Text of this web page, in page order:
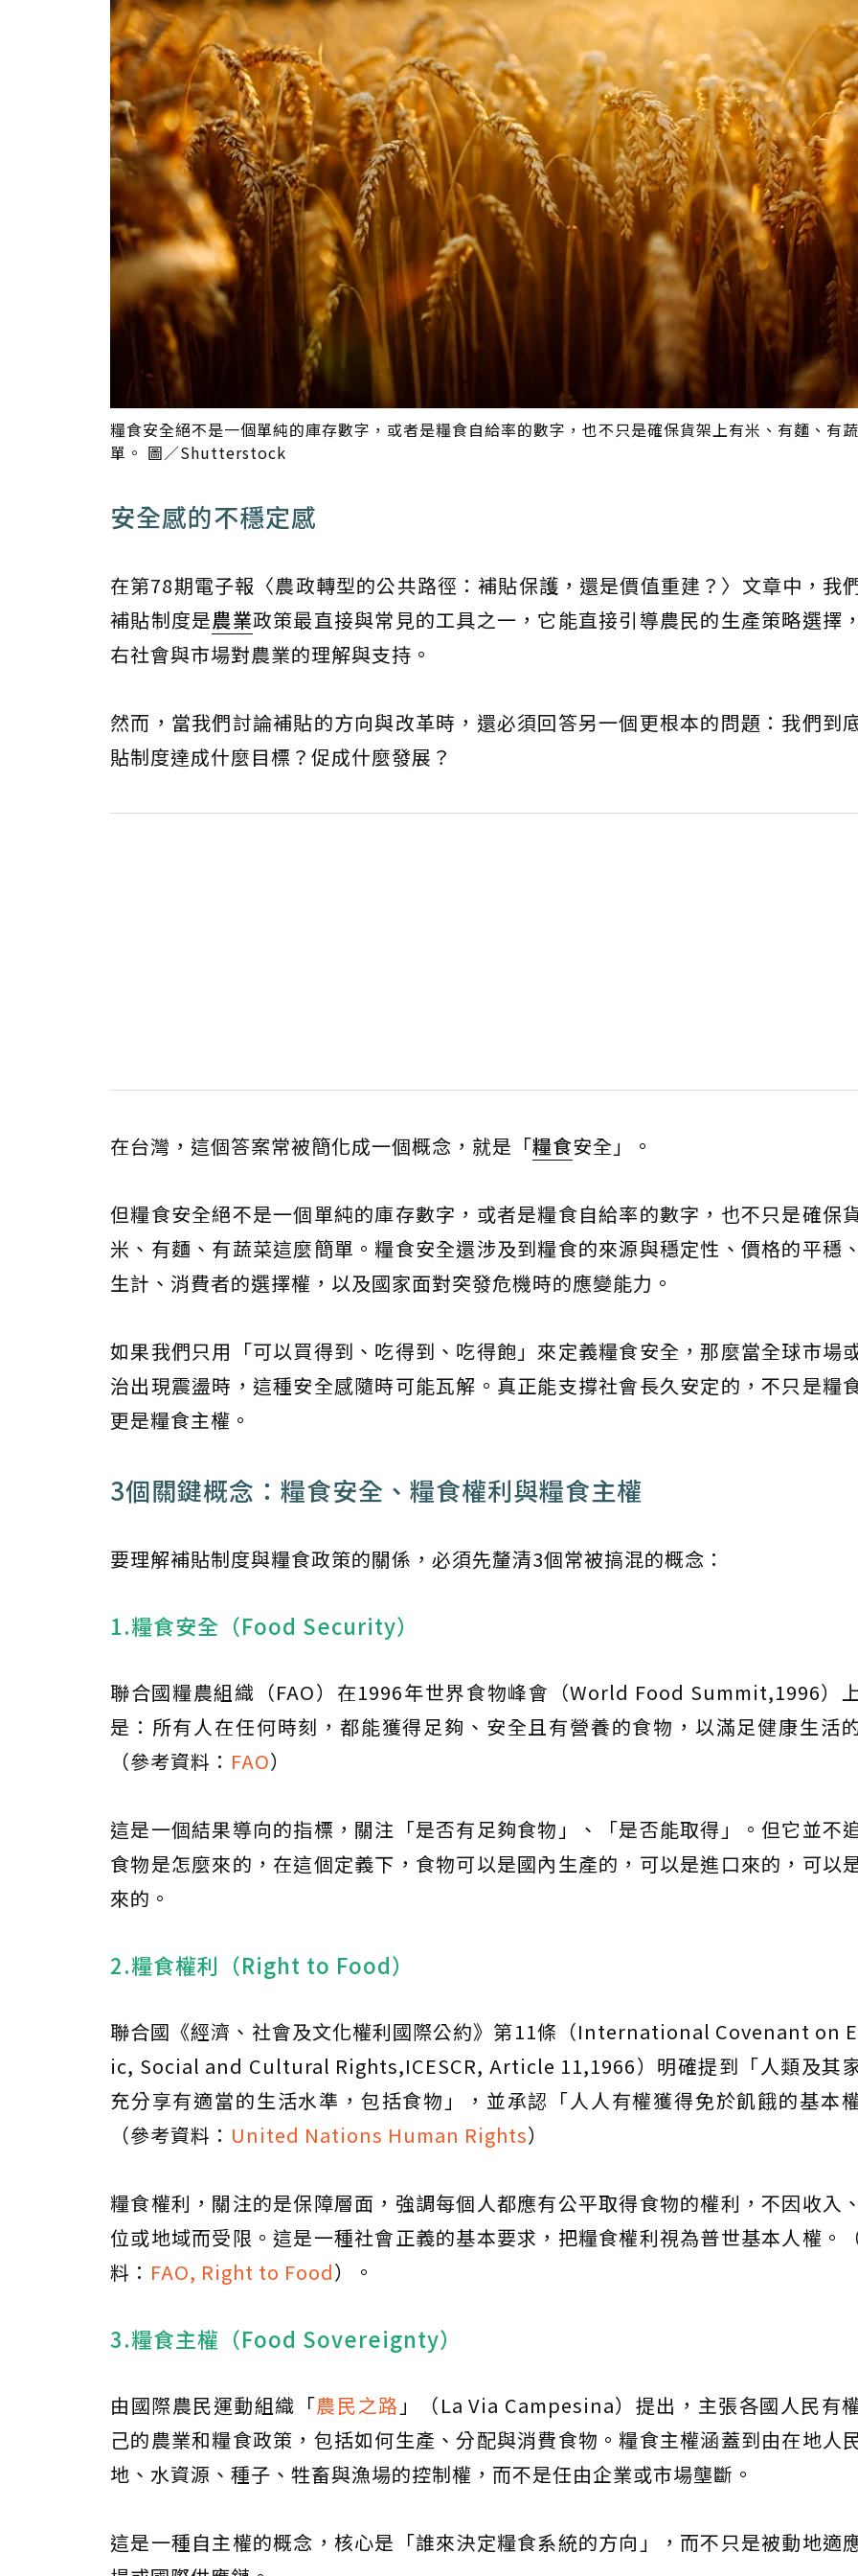
糧食安全絕不是一個單純的庫存數字，或者是糧食自給率的數字，也不只是確保貨架上有米、有麵、有
單。 圖／Shutterstock
安全感的不穩定感
在第78期電子報〈農政轉型的公共路徑：補貼保護，還是價值重建？〉文章中，我
補貼制度是農業政策最直接與常見的工具之一，它能直接引導農民的生產策略選擇
右社會與市場對農業的理解與支持。
然而，當我們討論補貼的方向與改革時，還必須回答另一個更根本的問題：我們到
貼制度達成什麼目標？促成什麼發展？
在台灣，這個答案常被簡化成一個概念，就是「糧食安全」。
但糧食安全絕不是一個單純的庫存數字，或者是糧食自給率的數字，也不只是確保
米、有麵、有蔬菜這麼簡單。糧食安全還涉及到糧食的來源與穩定性、價格的平穩
生計、消費者的選擇權，以及國家面對突發危機時的應變能力。
如果我們只用「可以買得到、吃得到、吃得飽」來定義糧食安全，那麼當全球市場
治出現震盪時，這種安全感隨時可能瓦解。真正能支撐社會長久安定的，不只是糧
更是糧食主權。
3個關鍵概念：糧食安全、糧食權利與糧食主權
要理解補貼制度與糧食政策的關係，必須先釐清3個常被搞混的概念：
1.糧食安全（Food Security）
聯合國糧農組織（FAO）在1996年世界食物峰會（World Food Summit,1996）
是：所有人在任何時刻，都能獲得足夠、安全且有營養的食物，以滿足健康生活
（參考資料： FAO）
這是一個結果導向的指標，關注「是否有足夠食物」、「是否能取得」。但它並不
食物是怎麼來的，在這個定義下，食物可以是國內生產的，可以是進口來的，可以
來的。
2.糧食權利（Right to Food）
聯合國《經濟、社會及文化權利國際公約》第11條（International Covenant on
ic, Social and Cultural Rights,ICESCR, Article 11,1966）明確提到「人類及其
充分享有適當的生活水準，包括食物」，並承認「人人有權獲得免於飢餓的基本
（參考資料： United Nations Human Rights）
糧食權利，關注的是保障層面，強調每個人都應有公平取得食物的權利，不因收入
位或地域而受限。這是一種社會正義的基本要求，把糧食權利視為普世基本人權。
料： FAO, Right to Food）。
3.糧食主權（Food Sovereignty）
由國際農民運動組織「農民之路 」（La Via Campesina）提出，主張各國人民有
己的農業和糧食政策，包括如何生產、分配與消費食物。糧食主權涵蓋到由在地人
地、水資源、種子、牲畜與漁場的控制權，而不是任由企業或市場壟斷。
這是一種自主權的概念，核心是「誰來決定糧食系統的方向」，而不只是被動地適